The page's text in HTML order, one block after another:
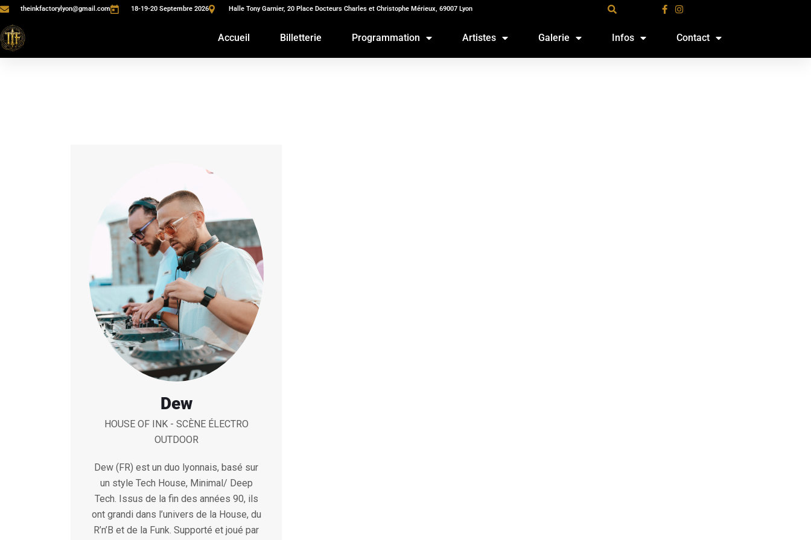
theinkfactorylyon@gmail.com 18-19-20 Septembre 2026 Halle Tony Garnier, 20 Place Docteurs Charles et Christophe Mérieux, 69007 Lyon
Accueil Billetterie Programmation Artistes Galerie Infos Contact
Dew
HOUSE OF INK - SCÈNE ÉLECTRO
OUTDOOR
Dew (FR) est un duo lyonnais, basé sur
un style Tech House, Minimal/ Deep
Tech. Issus de la fin des années 90, ils
ont grandi dans l’univers de la House, du
R’n’B et de la Funk. Supporté et joué par